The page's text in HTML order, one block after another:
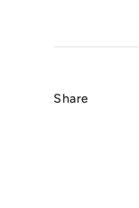
Share